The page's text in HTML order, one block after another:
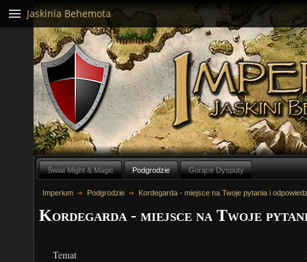
Świat Might & Magic Podgrodzie Gorące Dysputy
Imperium Podgrodzie Kordegarda - miejsce na Twoje pytania i
Kordegarda - miejsce na Twoje
Temat
Jaskinia Behemota